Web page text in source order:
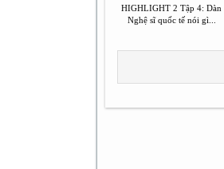
HIGHLIGHT 2 Tập 4: Dàn
Nghệ sĩ quốc tế nói gì...